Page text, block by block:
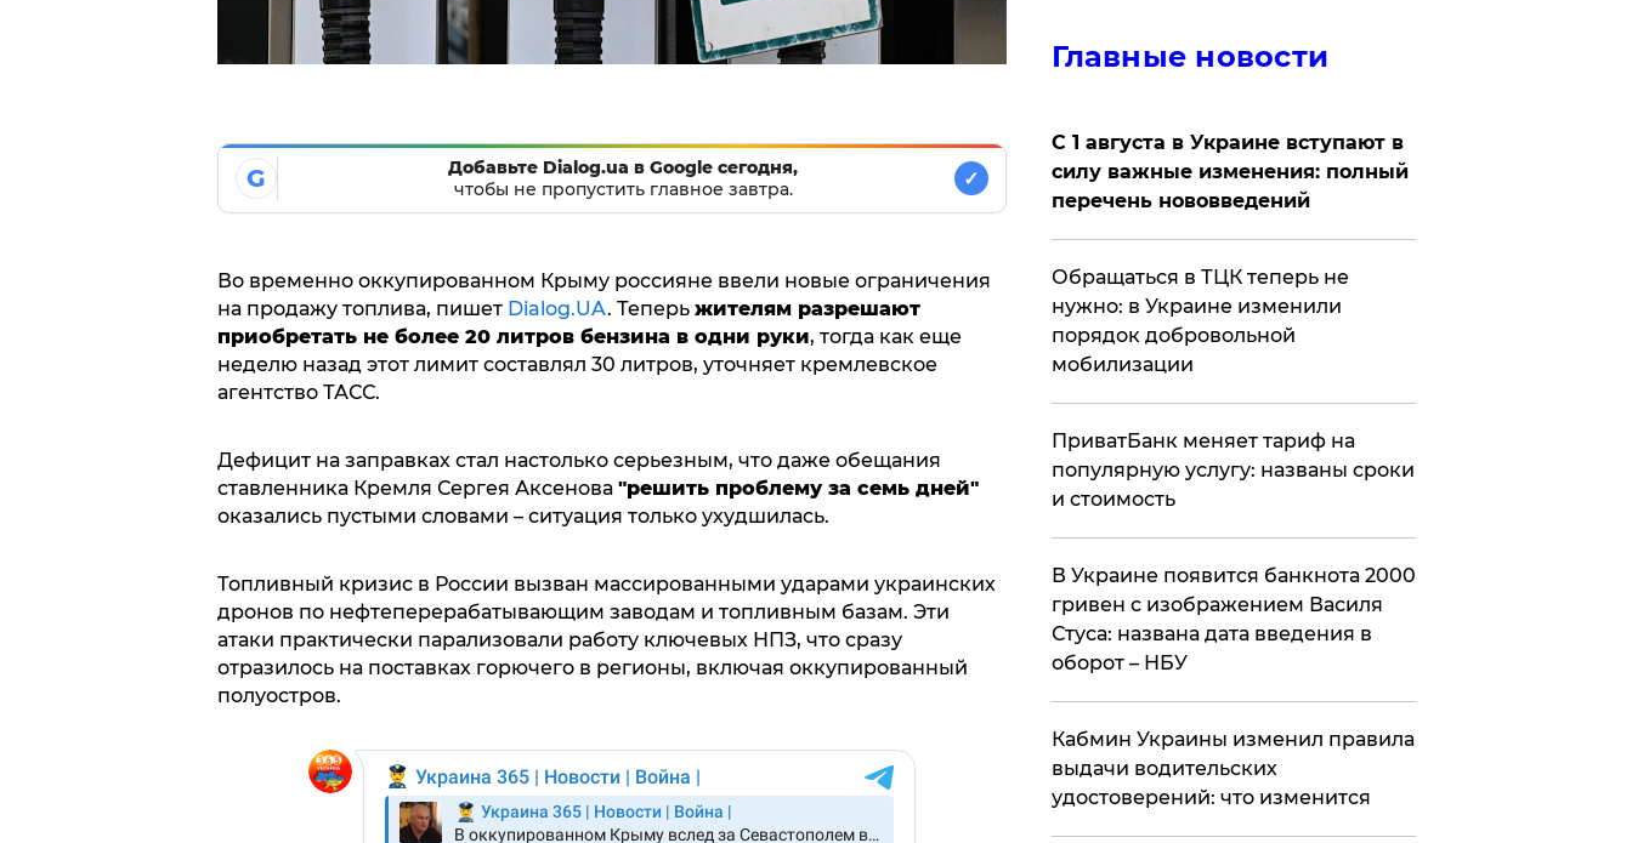
G
Добавьте Dialog.ua в Google сегодня,
чтобы не пропустить главное завтра.
✓
Во временно оккупированном Крыму россияне ввели новые ограничения
на продажу топлива, пишет Dialog.UA. Теперь жителям разрешают
приобретать не более 20 литров бензина в одни руки, тогда как еще
неделю назад этот лимит составлял 30 литров, уточняет кремлевское
агентство ТАСС.
Дефицит на заправках стал настолько серьезным, что даже обещания
ставленника Кремля Сергея Аксенова "решить проблему за семь дней"
оказались пустыми словами – ситуация только ухудшилась.
Топливный кризис в России вызван массированными ударами украинских
дронов по нефтеперерабатывающим заводам и топливным базам. Эти
атаки практически парализовали работу ключевых НПЗ, что сразу
отразилось на поставках горючего в регионы, включая оккупированный
полуостров.
Главные новости
С 1 августа в Украине вступают в
силу важные изменения: полный
перечень нововведений
Обращаться в ТЦК теперь не
нужно: в Украине изменили
порядок добровольной
мобилизации
ПриватБанк меняет тариф на
популярную услугу: названы сроки
и стоимость
В Украине появится банкнота 2000
гривен с изображением Василя
Стуса: названа дата введения в
оборот – НБУ
Кабмин Украины изменил правила
выдачи водительских
удостоверений: что изменится